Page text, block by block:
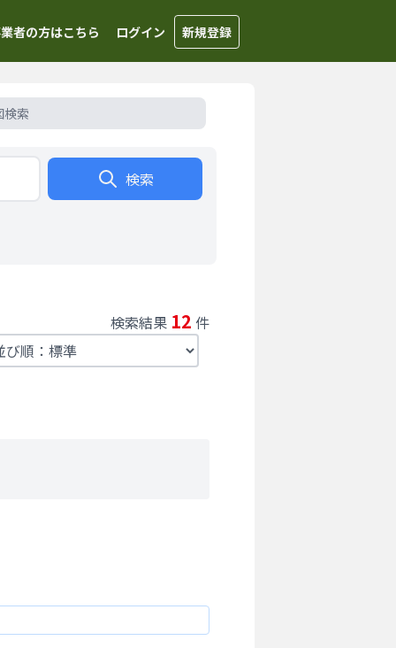
者の方はこちら ログイン 新規登録
検索
検索
検索結果 12 件